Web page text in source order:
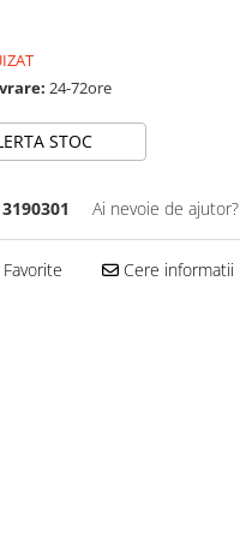
24-72ore
STOC
3190301 Ai nevoie de ajutor?
Cere informatii